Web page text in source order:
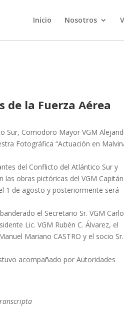
Inicio Nosotros
la Fuerza Aérea
Sur, Comodoro Mayor VGM
Fotográfica “Actuación en
del Conflicto del Atlántico Sur y
obras pictóricas del VGM Capitán
1 de agosto y posteriormente será
el Secretario Sr. VGM
Lic. VGM Rubén C. Álvarez, el
Mariano CASTRO y el socio Sr.
acompañado por Autoridades